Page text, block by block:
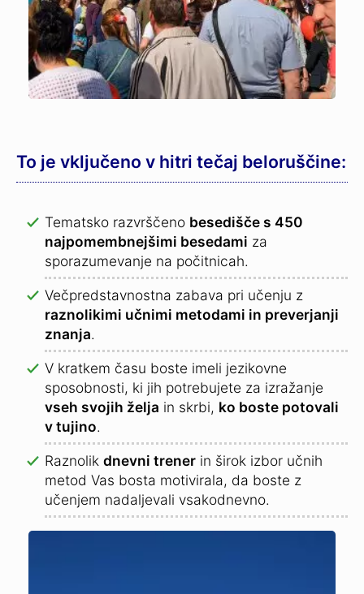
To je vključeno v hitri tečaj beloruščine:
Tematsko razvrščeno besedišče s 450
najpomembnejšimi besedami za
sporazumevanje na počitnicah.
Večpredstavnostna zabava pri učenju z
raznolikimi učnimi metodami in preverjanji
znanja.
V kratkem času boste imeli jezikovne
sposobnosti, ki jih potrebujete za izražanje
vseh svojih želja in skrbi, ko boste potovali
v tujino.
Raznolik dnevni trener in širok izbor učnih
metod Vas bosta motivirala, da boste z
učenjem nadaljevali vsakodnevno.